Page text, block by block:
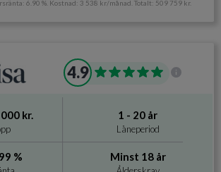
6.90 %. Kostnad: 3 538 kr/månad. Totalt: 509 759 kr.
Nej
4.9
kr. 1 - 20 år
Låneperiod
% Minst 18 år